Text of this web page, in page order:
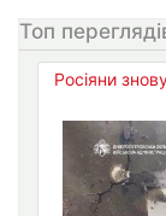
Топ
Росіяни